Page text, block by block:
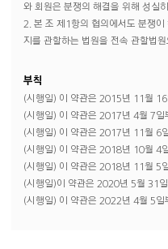
와 회원은 분쟁의 해결을 위해 성실
2. 본 조 제1항의 협의에서도 분쟁
지를 관할하는 법원을 전속 관할법
부칙
(시행일) 이 약관은 2015년 11월
(시행일) 이 약관은 2017년 4월 7일
(시행일) 이 약관은 2017년 11월 6
(시행일) 이 약관은 2018년 10월 4
(시행일) 이 약관은 2018년 11월 5
(시행일)이 약관은 2020년 5월 31
(시행일) 이 약관은 2022년 4월 5일